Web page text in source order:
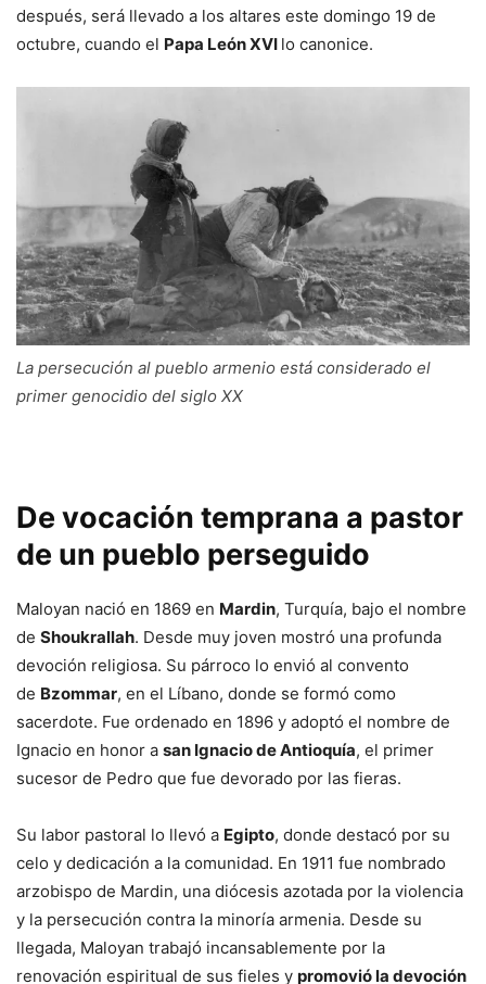
después, será llevado a los altares este domingo 19 de
octubre, cuando el Papa León XVI lo canonice.
La persecución al pueblo armenio está considerado el
primer genocidio del siglo XX
De vocación temprana a pastor
de un pueblo perseguido
Maloyan nació en 1869 en Mardin, Turquía, bajo el nombre
de Shoukrallah. Desde muy joven mostró una profunda
devoción religiosa. Su párroco lo envió al convento
de Bzommar, en el Líbano, donde se formó como
sacerdote. Fue ordenado en 1896 y adoptó el nombre de
Ignacio en honor a san Ignacio de Antioquía, el primer
sucesor de Pedro que fue devorado por las fieras.
Su labor pastoral lo llevó a Egipto, donde destacó por su
celo y dedicación a la comunidad. En 1911 fue nombrado
arzobispo de Mardin, una diócesis azotada por la violencia
y la persecución contra la minoría armenia. Desde su
llegada, Maloyan trabajó incansablemente por la
renovación espiritual de sus fieles y promovió la devoción